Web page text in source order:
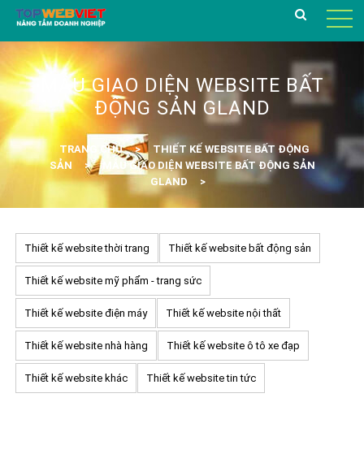
MẪU GIAO DIỆN WEBSITE BẤT
ĐỘNG SẢN GLAND
TRANG CHỦ
THIẾT KẾ WEBSITE BẤT ĐỘNG
SẢN
MẪU GIAO DIỆN WEBSITE BẤT ĐỘNG SẢN
GLAND
Thiết kế website thời trang Thiết kế website bất động sản
Thiết kế website mỹ phẩm - trang sức
Thiết kế website điện máy Thiết kế website nội thất
Thiết kế website nhà hàng Thiết kế website ô tô xe đạp
Thiết kế website khác Thiết kế website tin tức